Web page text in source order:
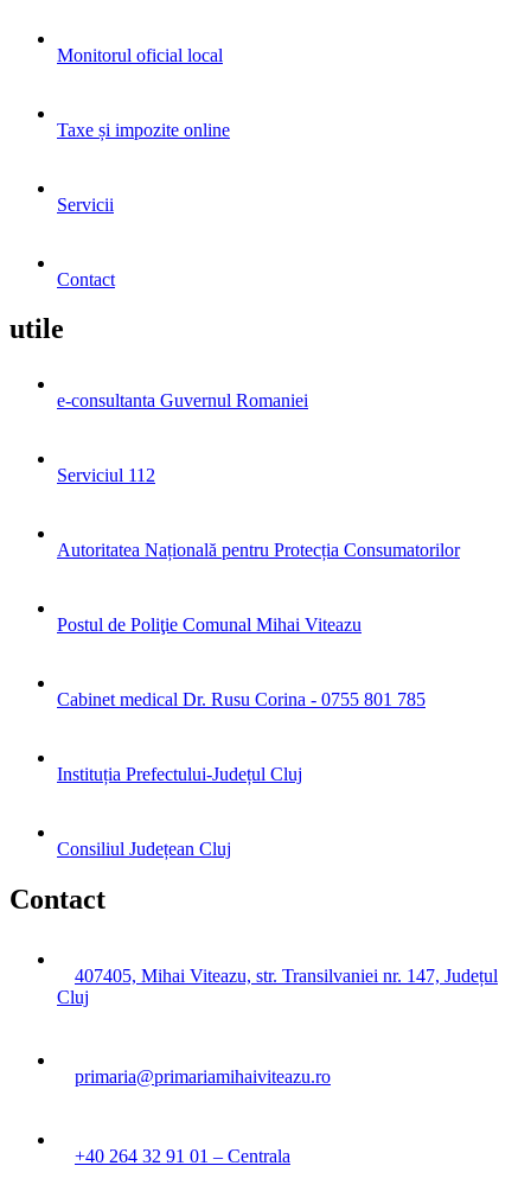
Monitorul oficial local
Taxe și impozite online
Servicii
Contact
utile
e-consultanta Guvernul Romaniei
Serviciul 112
Autoritatea Națională pentru Protecția Consumatorilor
Postul de Poliţie Comunal Mihai Viteazu
Cabinet medical Dr. Rusu Corina - 0755 801 785
Instituția Prefectului-Județul Cluj
Consiliul Județean Cluj
Contact
407405, Mihai Viteazu, str. Transilvaniei nr. 147, Județul
Cluj
primaria@primariamihaiviteazu.ro
+40 264 32 91 01 – Centrala